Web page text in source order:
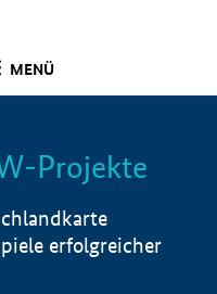
MENÜ
Info
Projekte
erfolgreicher